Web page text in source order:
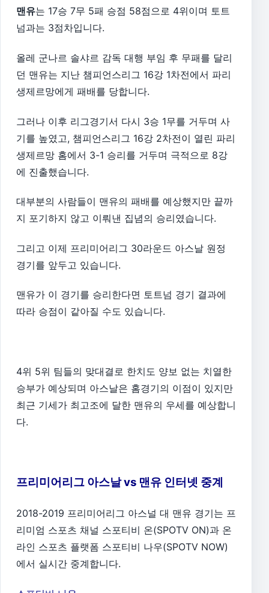
맨유는 17승 7무 5패 승점 58점으로 4위이며 토트
넘과는 3점차입니다.
올레 군나르 솔샤르 감독 대행 부임 후 무패를 달리
던 맨유는 지난 챔피언스리그 16강 1차전에서 파리
생제르망에게 패배를 당합니다.
그러나 이후 리그경기서 다시 3승 1무를 거두며 사
기를 높였고, 챔피언스리그 16강 2차전이 열린 파리
생제르망 홈에서 3-1 승리를 거두며 극적으로 8강
에 진출했습니다.
대부분의 사람들이 맨유의 패배를 예상했지만 끝까
지 포기하지 않고 이뤄낸 집념의 승리였습니다.
그리고 이제 프리미어리그 30라운드 아스날 원정
경기를 앞두고 있습니다.
맨유가 이 경기를 승리한다면 토트넘 경기 결과에
따라 승점이 같아질 수도 있습니다.
4위 5위 팀들의 맞대결로 한치도 양보 없는 치열한
승부가 예상되며 아스날은 홈경기의 이점이 있지만
최근 기세가 최고조에 달한 맨유의 우세를 예상합니
다.
프리미어리그 아스날 vs 맨유 인터넷 중계
2018-2019 프리미어리그 아스널 대 맨유 경기는 프
리미엄 스포츠 채널 스포티비 온(SPOTV ON)과 온
라인 스포츠 플랫폼 스포티비 나우(SPOTV NOW)
에서 실시간 중계합니다.